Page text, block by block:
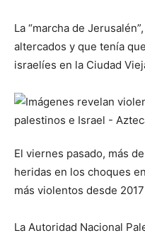
La “marcha de
altercados y que tenía
israelíes en la Ciudad
El viernes pasado, más
heridas en los choques
más violentos desde
La Autoridad Nacional